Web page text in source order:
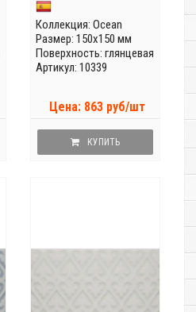
Коллекция: Ocean
Размер: 150x150 мм
Поверхность: глянцевая
Артикул: 10339
Цена: 863 руб/шт
КУПИТЬ